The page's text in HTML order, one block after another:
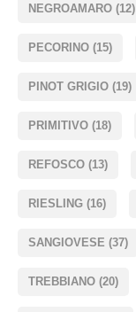
NEGROAMARO (12)
PECORINO (15)
PINOT GRIGIO (19)
PRIMITIVO (18)
REFOSCO (13)
RIESLING (16)
SANGIOVESE (37)
TREBBIANO (20)